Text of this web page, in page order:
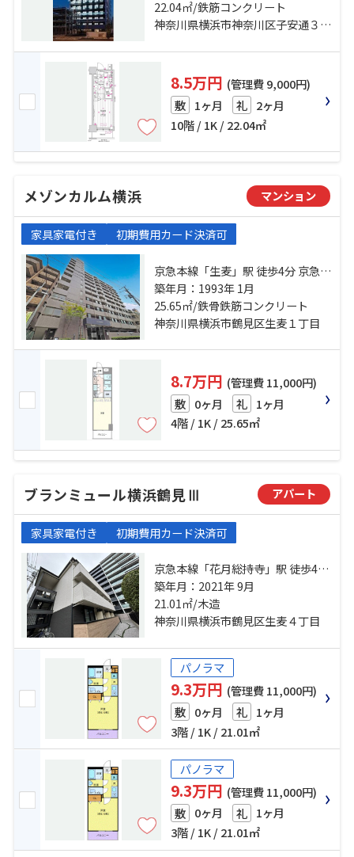
京急本線「生麦」駅 徒歩11分
22.04㎡/鉄筋コンクリート
神奈川県横浜市神奈川区子安通３丁目
8.5万円 (管理費 9,000円)
敷 1ヶ月 礼 2ヶ月
10階 / 1K / 22.04㎡
メゾンカルム横浜 マンション
家具家電付き 初期費用カード決済可
京急本線「生麦」駅 徒歩4分 京急本
線「京急新子安」駅 徒歩17分 鶴見
線「国道」駅 徒歩15分
築年月：1993年 1月
25.65㎡/鉄骨鉄筋コンクリート
神奈川県横浜市鶴見区生麦１丁目
8.7万円 (管理費 11,000円)
敷 0ヶ月 礼 1ヶ月
4階 / 1K / 25.65㎡
ブランミュール横浜鶴見Ⅲ アパート
家具家電付き 初期費用カード決済可
京急本線「花月総持寺」駅 徒歩4分
京急本線「生麦」駅 徒歩7分 鶴見線
「国道」駅 徒歩7分
築年月：2021年 9月
21.01㎡/木造
神奈川県横浜市鶴見区生麦４丁目
パノラマ
9.3万円 (管理費 11,000円)
敷 0ヶ月 礼 1ヶ月
3階 / 1K / 21.01㎡
パノラマ
9.3万円 (管理費 11,000円)
敷 0ヶ月 礼 1ヶ月
3階 / 1K / 21.01㎡